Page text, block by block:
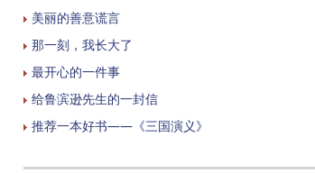
美丽的善意谎言
那一刻，我长大了
最开心的一件事
给鲁滨逊先生的一封信
推荐一本好书——《三国演义》